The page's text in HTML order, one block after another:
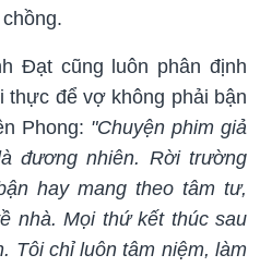
Đạt cũng luôn phân định
thực để vợ không phải bận
Phong: "Chuyện phim giả
đương nhiên. Rời trường
hay mang theo tâm tư,
nhà. Mọi thứ kết thúc sau
Tôi chỉ luôn tâm niệm, làm